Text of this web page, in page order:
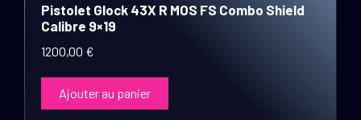
Pistolet Glock 43X R MOS FS Combo Shield
Calibre 9×19
1200,00 €
Ajouter au panier